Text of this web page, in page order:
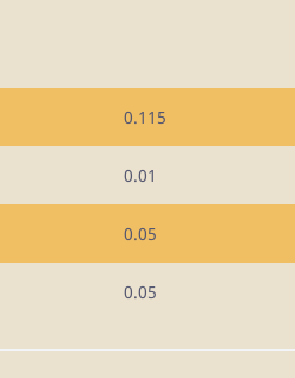
0.115
0.01
0.05
0.05